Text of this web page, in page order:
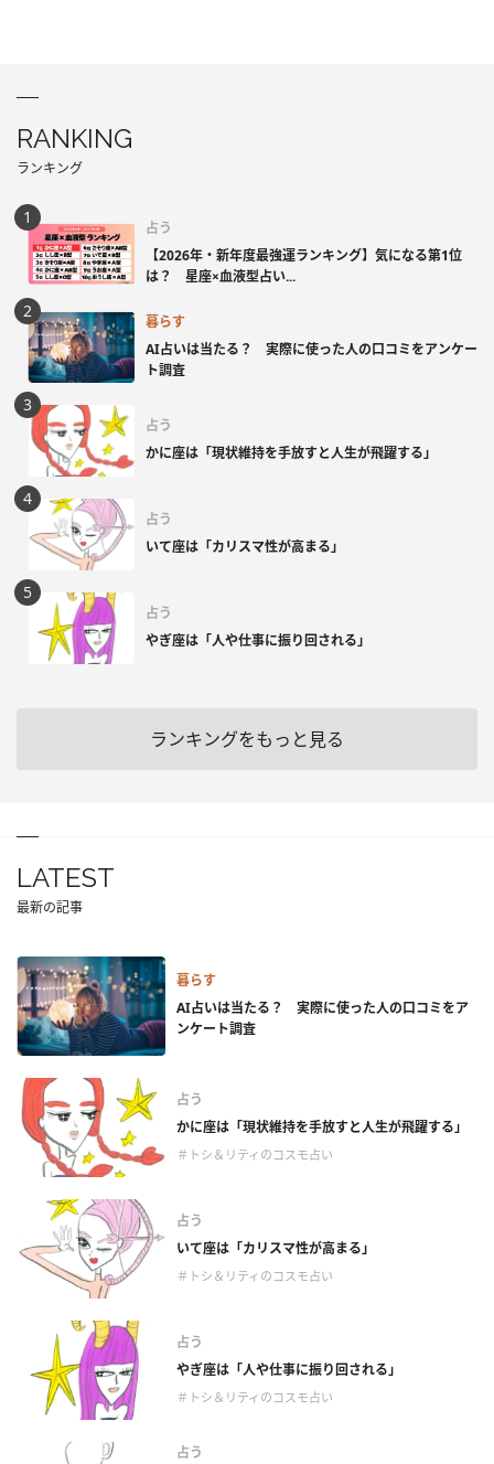
RANKING
ランキング
占う
【2026年・新年度最強運ランキング】気になる第1位
は？ 星座×血液型占い...
暮らす
AI占いは当たる？ 実際に使った人の口コミをアンケー
ト調査
占う
かに座は「現状維持を手放すと人生が飛躍する」
占う
いて座は「カリスマ性が高まる」
占う
やぎ座は「人や仕事に振り回される」
ランキングをもっと見る
LATEST
最新の記事
暮らす
AI占いは当たる？ 実際に使った人の口コミをア
ンケート調査
占う
かに座は「現状維持を手放すと人生が飛躍する」
＃トシ＆リティのコスモ占い
占う
いて座は「カリスマ性が高まる」
＃トシ＆リティのコスモ占い
占う
やぎ座は「人や仕事に振り回される」
＃トシ＆リティのコスモ占い
占う